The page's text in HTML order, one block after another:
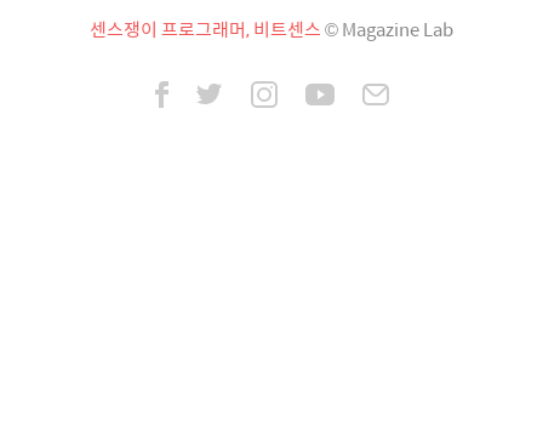
센스쟁이 프로그래머, 비트센스© Magazine Lab